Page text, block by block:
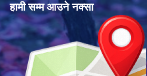
हामी सम्म आउने नक्सा